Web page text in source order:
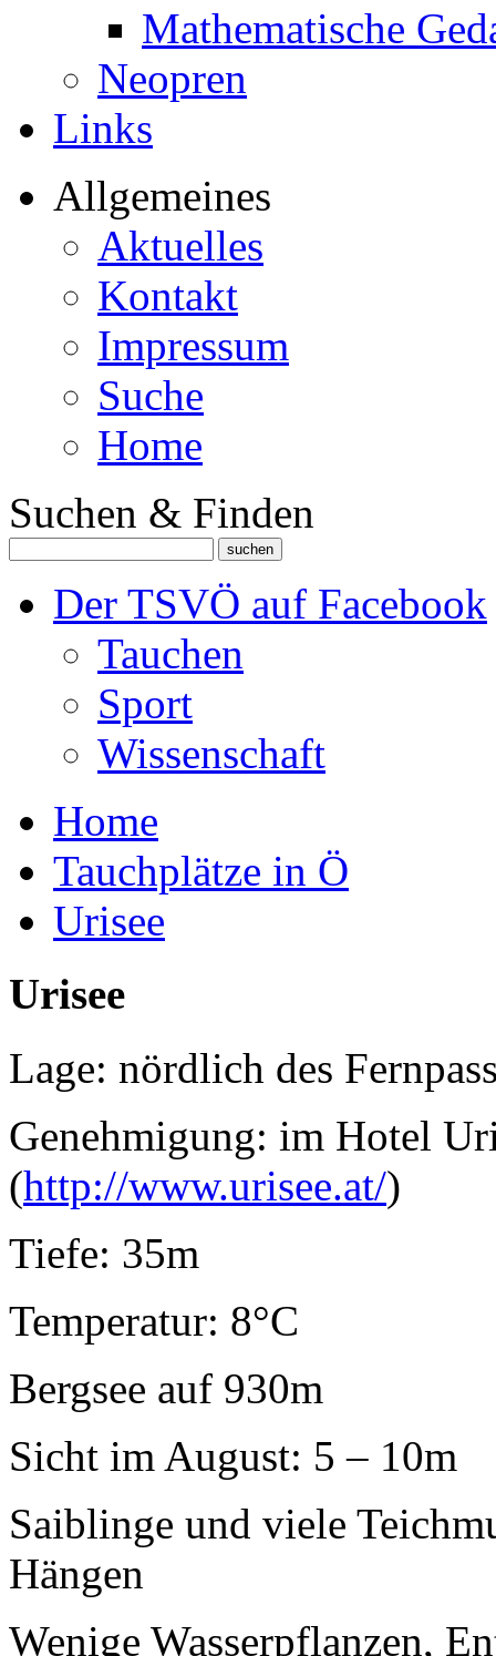
Mathematische
Neopren
Links
Allgemeines
Aktuelles
Kontakt
Impressum
Suche
Home
Suchen & Finden
Der TSVÖ auf Facebook
Tauchen
Sport
Wissenschaft
Home
Tauchplätze in Ö
Urisee
Urisee
Lage: nördlich des
Genehmigung: im Hotel
(http://www.urisee.at/)
Tiefe: 35m
Temperatur: 8°C
Bergsee auf 930m
Sicht im August: 5 – 10m
Saiblinge und viele
Hängen
Wenige Wasserpflanzen,